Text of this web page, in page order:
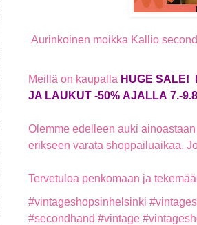
Aurinkoinen moikka Kallio
Meillä on kaupalla HUGE SALE!
JA LAUKUT -50% AJALLA 7.-
Olemme edelleen auki
erikseen varata shoppailuaikaa.
Tervetuloa penkomaan ja
#vintageshopsinhelsinki
#secondhand #vintage